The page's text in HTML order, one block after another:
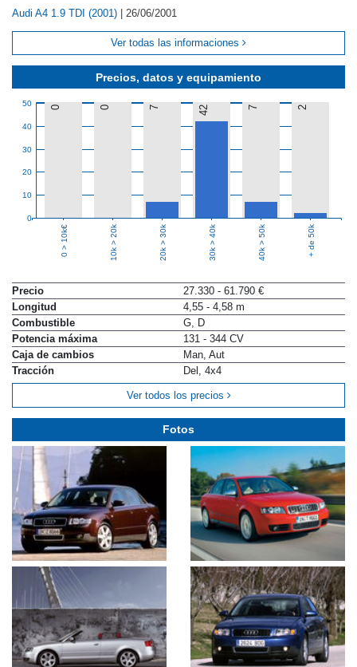
Precios, datos y equipamiento
0
10
20
30
40
50 0 0 7 42 7 2
0 > 10k€ 10k > 20k 20k > 30k 30k > 40k 40k > 50k + de 50k
Precio
27.330 - 61.790 €
Longitud
4,55 - 4,58 m
Combustible
G, D
Potencia máxima
131 - 344 CV
Caja de cambios
Man, Aut
Tracción
Del, 4x4
Ver todos los precios
Audi A4 1.9 TDI (2001) | 26/06/2001
Ver todas las informaciones
Fotos